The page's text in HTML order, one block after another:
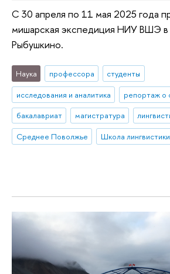
С 30 апреля по 11 мая 2025 года
мишарская экспедиция НИУ ВШЭ
Рыбушкино.
Наука профессора
студенты
исследования и аналитика
репортаж о
бакалавриат
магистратура
Среднее Поволжье
Школа лингвистики